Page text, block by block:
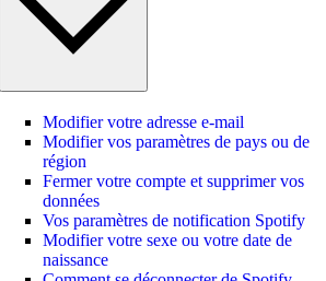
Modifier votre adresse e-mail
Modifier vos paramètres de pays ou de
région
Fermer votre compte et supprimer vos
données
Vos paramètres de notification Spotify
Modifier votre sexe ou votre date de
naissance